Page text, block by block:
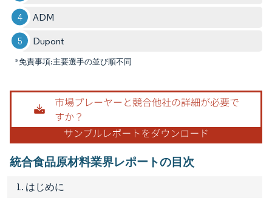
ADM
Dupont
*免責事項:主要選手の並び順不同
統合食品原材料業界レポートの目次
1. はじめに